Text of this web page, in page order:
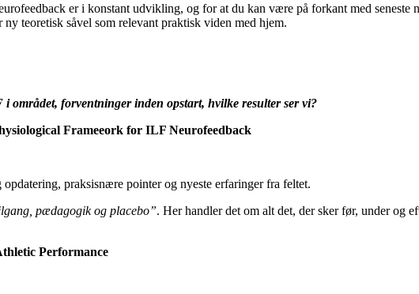
er i konstant udvikling, og for at du kan være på forkant med
teoretisk såvel som relevant praktisk viden med hjem.
området, forventninger inden opstart, hvilke resulter ser vi?
Frameeork for ILF Neurofeedback
praksisnære pointer og nyeste erfaringer fra feltet.
pædagogik og placebo”. Her handler det om alt det, der sker før, under og
Performance